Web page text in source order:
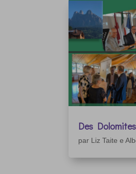
Des Dolomites
par Liz Taite e